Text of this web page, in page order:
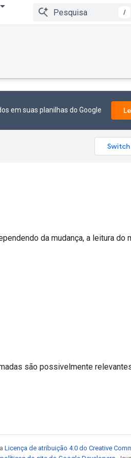
/
em suas planilhas do Google
da mudança, a leitura do
são possivelmente
Licença de atribuição 4.0 do Creative